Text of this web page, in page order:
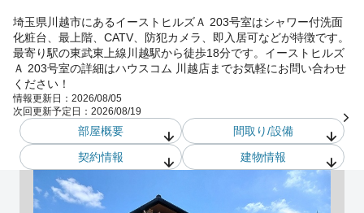
埼玉県川越市にあるイーストヒルズＡ 203号室はシャワー付洗面
化粧台、最上階、CATV、防犯カメラ、即入居可などが特徴です。
最寄り駅の東武東上線川越駅から徒歩18分です。イーストヒルズ
Ａ 203号室の詳細はハウスコム 川越店までお気軽にお問い合わせ
ください！
情報更新日： 2026/08/05
次回更新予定日： 2026/08/19
部屋概要
間取り/設備
契約情報
建物情報